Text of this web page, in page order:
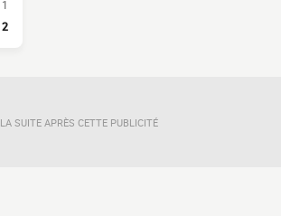
1
2
LA SUITE APRÈS CETTE PUBLICITÉ